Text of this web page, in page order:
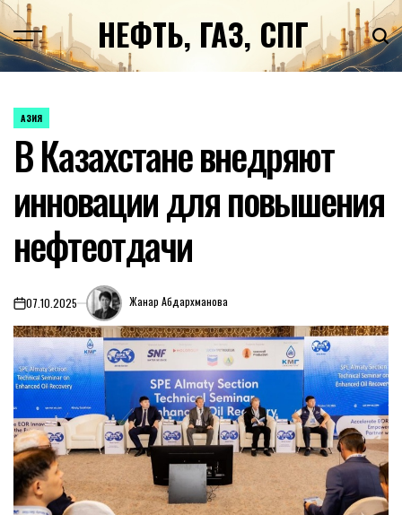
Перейти
к
содержимомуНЕФТЬ, ГАЗ, СПГ
ОПУБЛИКОВАНО
АЗИЯ
В Казахстане внедряют
инновации для повышения
нефтеотдачи
on07.10.2025 Жанар Абдархманова